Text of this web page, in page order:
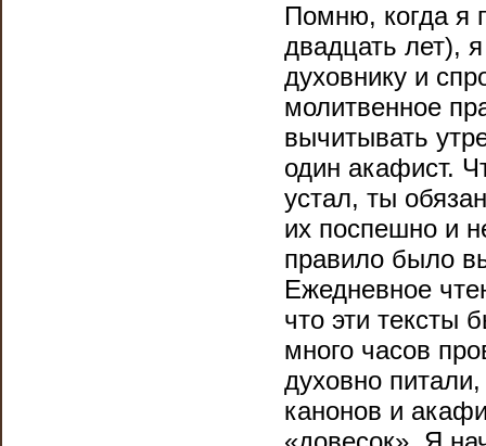
Помню, когда я
двадцать лет),
духовнику и
молитвенное
вычитывать
один акафист.
устал, ты
их поспешно и
правило было
Ежедневное
что эти тексты
много часов
духовно
канонов и